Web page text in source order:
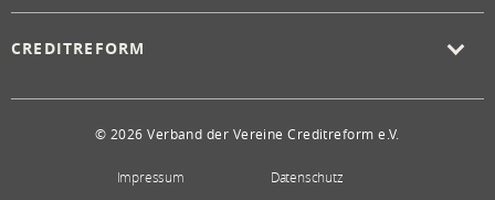
CREDITREFORM
© 2026 Verband der Vereine Creditreform e.V.
Impressum Datenschutz